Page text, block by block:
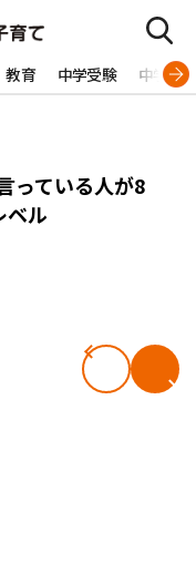
教育 中学受験 中学生
っている人が8
ベル